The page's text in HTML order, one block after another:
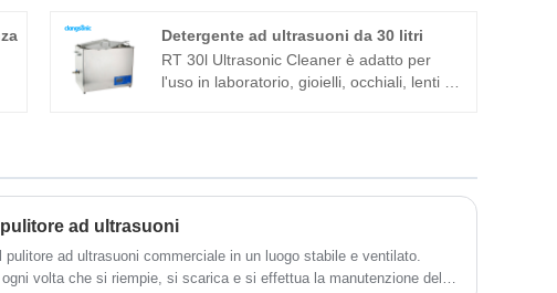
piattaforma tecnologica T più avanzata che
ha un'elevata efficienza di pulizia,
operazioni semplici e non necessita di
Detergente ad ultrasuoni da 30 litri
RT 30l Ultrasonic Cleaner è adatto per
l'uso in laboratorio, gioielli, occhiali, lenti e
via, facile da usare e senza bisogno di
parti metalliche, ricambi auto, elettronica e
industrie mediche ecc.
ad ultrasuoni
ad ultrasuoni commerciale in un luogo stabile e ventilato.
volta che si riempie, si scarica e si effettua la manutenzione del